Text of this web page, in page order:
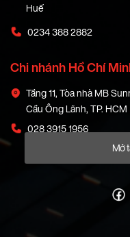
Mở
Huế
0234 388 2882
Chi nhánh Hồ Chí
Tầng 11, Tòa nhà MB
Cầu Ông Lãnh, TP. HCM
028 3915 1956